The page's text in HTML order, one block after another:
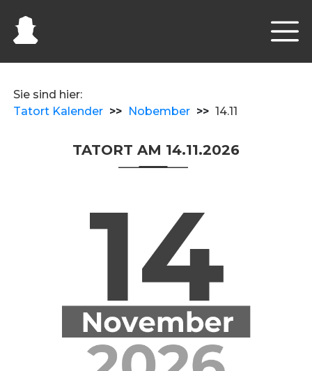
Sie sind hier:
Tatort Kalender >> Nobember >> 14.11
TATORT AM 14.11.2026